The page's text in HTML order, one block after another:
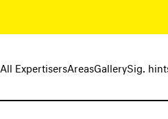
All ExpertisersAreasGallerySig.